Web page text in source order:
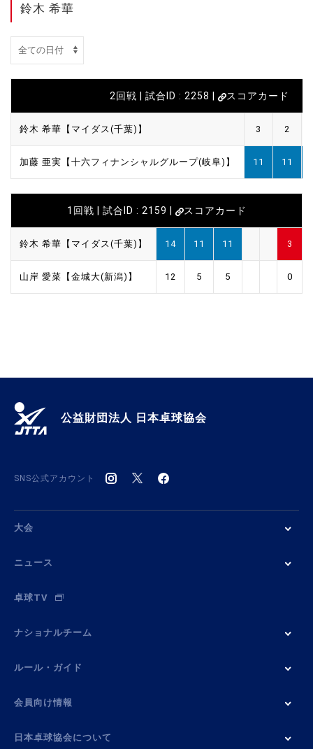
鈴木 希華
2回戦 | 試合ID : 2258 | スコアカード
鈴木 希華【マイダス(千葉)】 3 2
加藤 亜実【十六フィナンシャルグループ(岐阜)】 11 11
1回戦 | 試合ID : 2159 | スコアカード
鈴木 希華【マイダス(千葉)】 14 11 11 3
山岸 愛菜【金城大(新潟)】 12 5 5 0
公益財団法人 日本卓球協会
SNS公式アカウント
大会
ニュース
卓球TV
ナショナルチーム
ルール・ガイド
会員向け情報
日本卓球協会について